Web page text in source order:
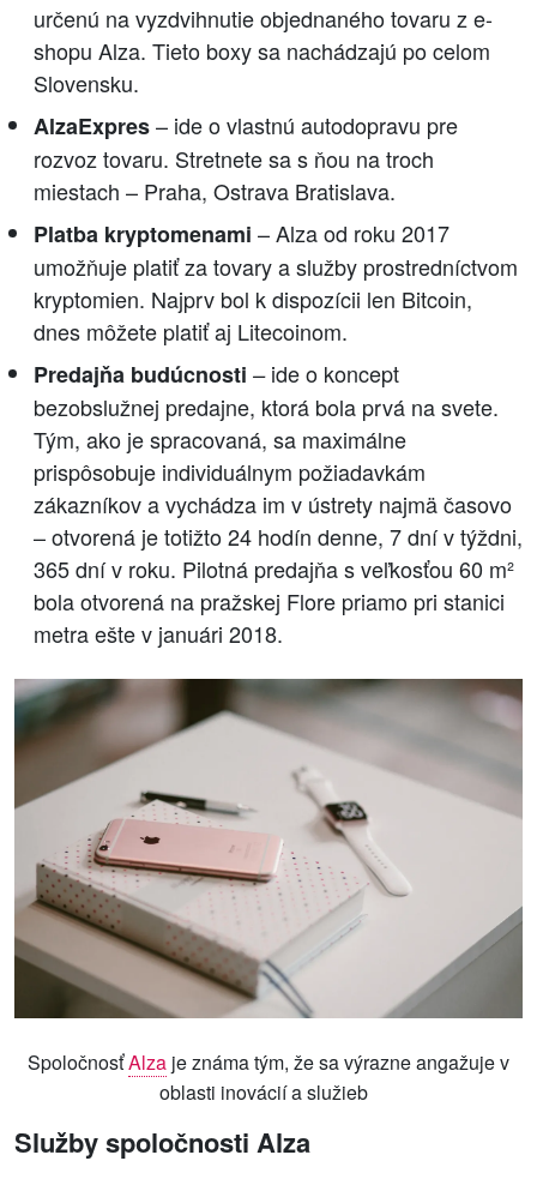
určenú na vyzdvihnutie objednaného tovaru z e-
shopu Alza. Tieto boxy sa nachádzajú po celom
Slovensku.
AlzaExpres– ide o vlastnú autodopravu pre
rozvoz tovaru. Stretnete sa s ňou na troch
miestach – Praha, Ostrava Bratislava.
Platba kryptomenami – Alza od roku 2017
umožňuje platiť za tovary a služby prostredníctvom
kryptomien. Najprv bol k dispozícii len Bitcoin,
dnes môžete platiť aj Litecoinom.
Predajňa budúcnosti –ide o koncept
bezobslužnej predajne, ktorá bola prvá na svete.
Tým, ako je spracovaná, sa maximálne
prispôsobuje individuálnym požiadavkám
zákazníkov a vychádza im v ústrety najmä časovo
– otvorená je totižto 24 hodín denne, 7 dní v týždni,
365 dní v roku. Pilotná predajňa s veľkosťou 60 m²
bola otvorená na pražskej Flore priamo pri stanici
metra ešte v januári 2018.
SpoločnosťAlza je známa tým, že sa výrazne angažuje v
oblasti inovácií a služieb
Služby spoločnosti Alza